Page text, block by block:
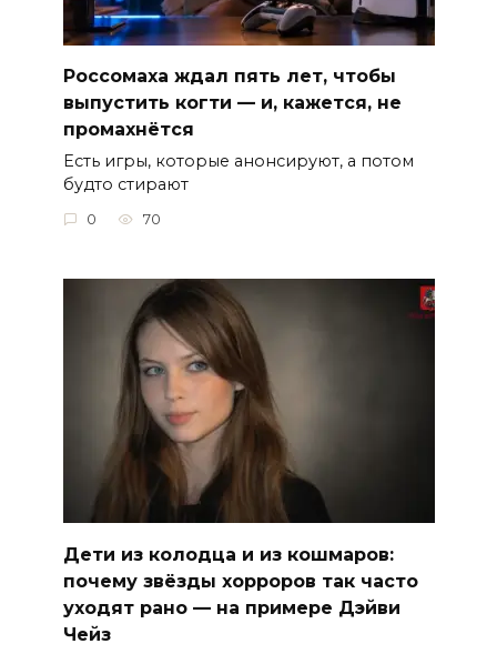
Россомаха ждал пять лет, чтобы
выпустить когти — и, кажется, не
промахнётся
Есть игры, которые анонсируют, а потом
будто стирают
0 70
Дети из колодца и из кошмаров:
почему звёзды хорроров так часто
уходят рано — на примере Дэйви
Чейз